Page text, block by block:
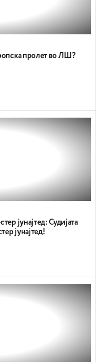
пролет во ЛШ?
јунајтед: Судијата
јунајтед!